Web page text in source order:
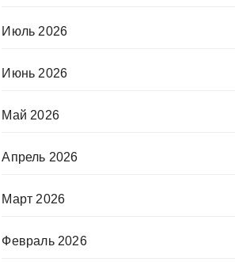
Июль 2026
Июнь 2026
Май 2026
Апрель 2026
Март 2026
Февраль 2026